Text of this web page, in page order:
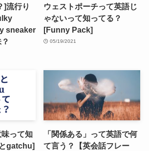
]流行り
sneaker
ウェストポーチって英語じ
ゃないって知ってる？
[Funny Pack]
05/19/2021
って知
gatchu]
「関係ある」って英語で何
て言う？【英会話フレー